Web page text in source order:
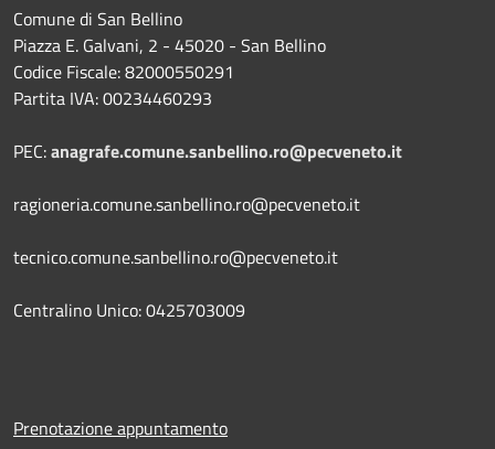
Comune di San Bellino
Piazza E. Galvani, 2 - 45020 - San Bellino
Codice Fiscale: 82000550291
Partita IVA: 00234460293
PEC:anagrafe.comune.sanbellino.ro@pecveneto.it
ragioneria.comune.sanbellino.ro@pecveneto.it
tecnico.comune.sanbellino.ro@pecveneto.it
Centralino Unico: 0425703009
Prenotazione appuntamento